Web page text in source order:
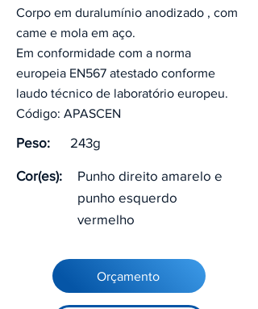
Corpo em duralumínio anodizado , com
came e mola em aço.
Em conformidade com a norma
europeia EN567 atestado conforme
laudo técnico de laboratório europeu.
Código: APASCEN
Peso: 243g
Cor(es):
Punho direito amarelo e
punho esquerdo
vermelho
Orçamento